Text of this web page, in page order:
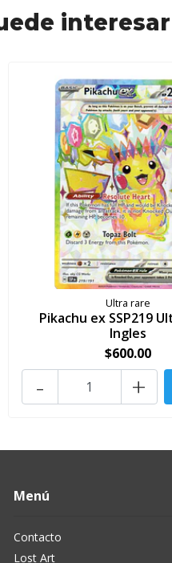
interesar
Ultra rare
Pikachu ex SSP219
Ingles
$600.00
+
-
Menú
Contacto
Lost Art